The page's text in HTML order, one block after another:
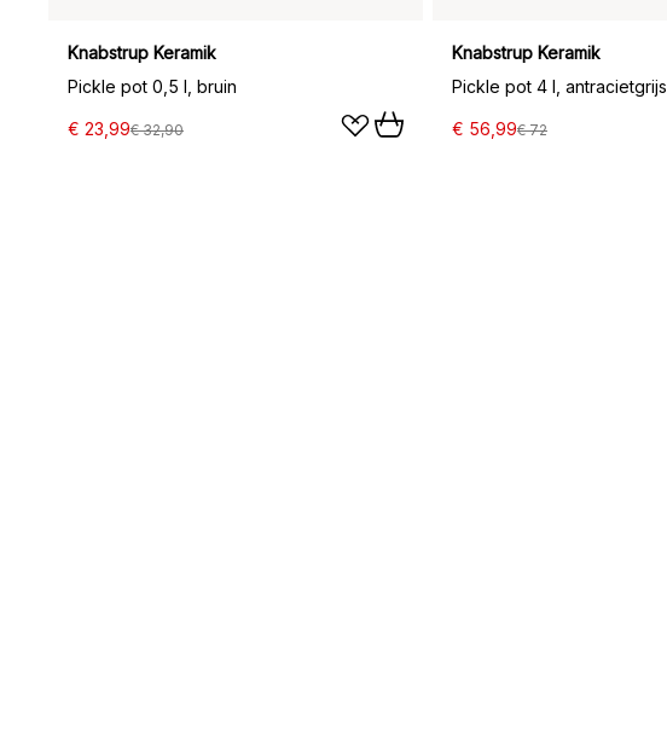
Knabstrup Keramik
Pickle pot 0,5 l, bruin
€ 23,99€ 32,90
Knabstrup Keramik
Pickle pot 4 l, antracietgrijs
€ 56,99€ 72